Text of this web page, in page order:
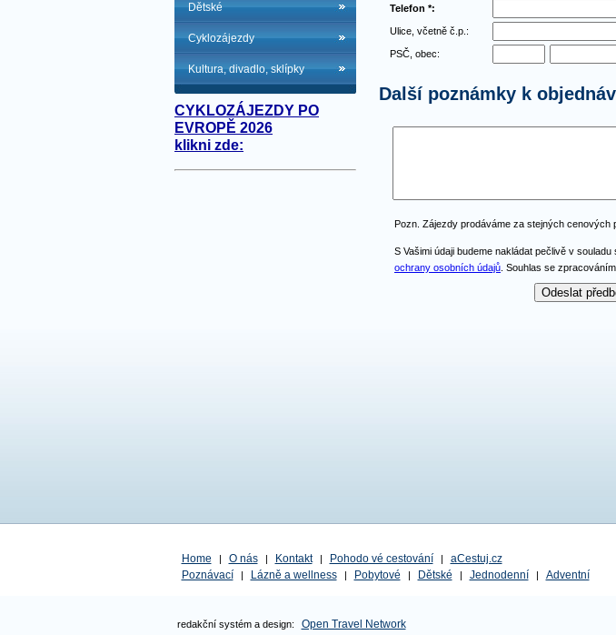
Dětské
Cyklozájezdy
Kultura, divadlo, sklípky
CYKLOZÁJEZDY PO
EVROPĚ 2026
klikni zde:
Telefon *:
Ulice, včetně č.p.:
PSČ, obec:
Další poznámky k
Pozn. Zájezdy prodáváme za stejných cenových
S Vašimi údaji budeme nakládat pečlivě v
ochrany osobních údajů . Souhlas se
Home | O nás | Kontakt | Pohodo vé cestování |
aCestuj.cz
Poznávací
| Lázně a wellness | Pobytové | Dětské | Jednodenní | Adventní
redakční systém a design: Open Travel Network